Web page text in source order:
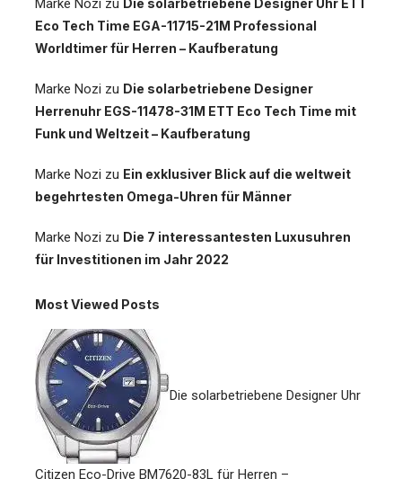
Marke Nozi zu Die solarbetriebene Designer Uhr ETT
Eco Tech Time EGA-11715-21M Professional
Worldtimer für Herren – Kaufberatung
Marke Nozi zu Die solarbetriebene Designer
Herrenuhr EGS-11478-31M ETT Eco Tech Time mit
Funk und Weltzeit – Kaufberatung
Marke Nozi zu Ein exklusiver Blick auf die weltweit
begehrtesten Omega-Uhren für Männer
Marke Nozi zu Die 7 interessantesten Luxusuhren
für Investitionen im Jahr 2022
Most Viewed Posts
Die solarbetriebene Designer Uhr
Citizen Eco-Drive BM7620-83L für Herren –